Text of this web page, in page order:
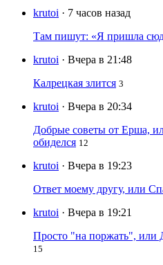
krutoi · 7 часов назад
Там пишут: «Я пришла
krutoi · Вчера в 21:48
Калрецкая злится 3
krutoi · Вчера в 20:34
Добрые советы от Ерша,
обиделся 12
krutoi · Вчера в 19:23
Ответ моему другу, или
krutoi · Вчера в 19:21
Просто "на поржать", или
15